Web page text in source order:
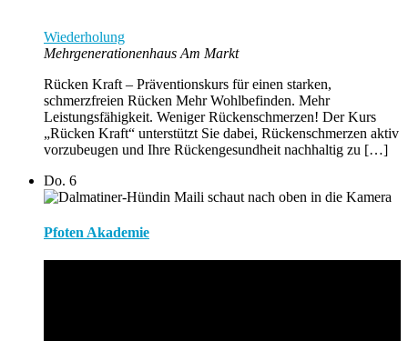
Wiederholung
Mehrgenerationenhaus Am Markt
Rücken Kraft – Präventionskurs für einen starken,
schmerzfreien Rücken Mehr Wohlbefinden. Mehr
Leistungsfähigkeit. Weniger Rückenschmerzen! Der Kurs
„Rücken Kraft“ unterstützt Sie dabei, Rückenschmerzen aktiv
vorzubeugen und Ihre Rückengesundheit nachhaltig zu […]
Do. 6
Pfoten Akademie